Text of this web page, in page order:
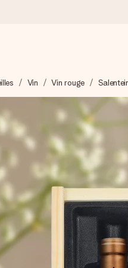
votre cadeau avec attention
de +15 000 avis)
sont appréciés. Les clients
gratuite
chose d’unique en
Vin Vin rouge